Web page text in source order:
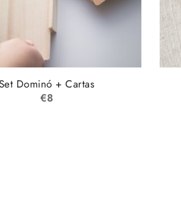
Dominó + Cartas
€8